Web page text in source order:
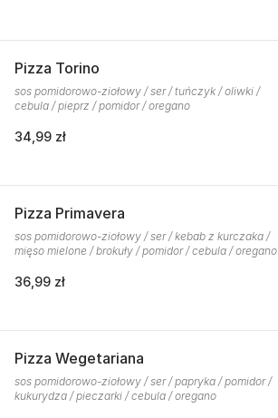
Pizza Torino
sos pomidorowo-ziołowy / ser / tuńczyk / oliwki /
cebula / pieprz / pomidor / oregano
34,99 zł
Pizza Primavera
sos pomidorowo-ziołowy / ser / kebab z kurczaka /
mięso mielone / brokuły / pomidor / cebula / oregano
36,99 zł
Pizza Wegetariana
sos pomidorowo-ziołowy / ser / papryka / pomidor /
kukurydza / pieczarki / cebula / oregano